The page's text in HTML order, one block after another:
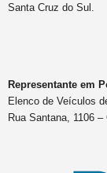
Santa Cruz do Sul.
Representante em
Elenco de Veículos
Rua Santana, 1106